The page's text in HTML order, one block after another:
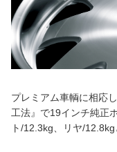
プレミアム車輌に相応
工法』で19インチ純正
ト/12.3kg、リヤ/